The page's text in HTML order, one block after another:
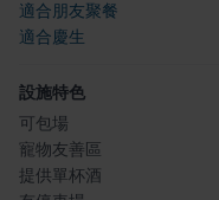
適合朋友聚餐
適合慶生
設施特色
可包場
寵物友善區
提供單杯酒